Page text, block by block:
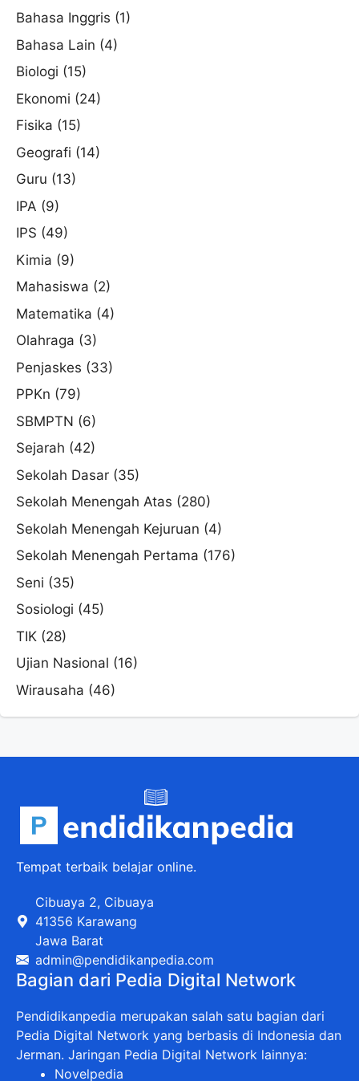
Bahasa Inggris (1)
Bahasa Lain (4)
Biologi (15)
Ekonomi (24)
Fisika (15)
Geografi (14)
Guru (13)
IPA (9)
IPS (49)
Kimia (9)
Mahasiswa (2)
Matematika (4)
Olahraga (3)
Penjaskes (33)
PPKn (79)
SBMPTN (6)
Sejarah (42)
Sekolah Dasar (35)
Sekolah Menengah Atas (280)
Sekolah Menengah Kejuruan (4)
Sekolah Menengah Pertama (176)
Seni (35)
Sosiologi (45)
TIK (28)
Ujian Nasional (16)
Wirausaha (46)
Tempat terbaik belajar online.
Cibuaya 2, Cibuaya
41356 Karawang
Jawa Barat
admin@pendidikanpedia.com
Bagian dari Pedia Digital Network
Pendidikanpedia merupakan salah satu bagian dari
Pedia Digital Network yang berbasis di Indonesia dan
Jerman. Jaringan Pedia Digital Network lainnya:
Novelpedia